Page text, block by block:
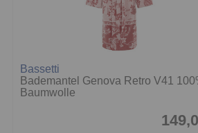
Bassetti
Bademantel Genova Retro V41
Baumwolle